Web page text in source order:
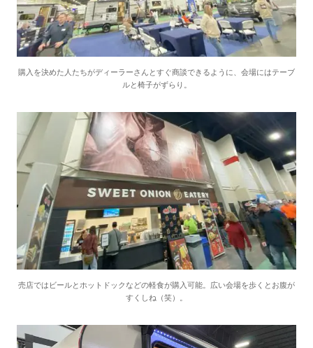
購入を決めた人たちがディーラーさんとすぐ商談できるように、会場にはテーブ
ルと椅子がずらり。
売店ではビールとホットドックなどの軽食が購入可能。広い会場を歩くとお腹が
すくしね（笑）。